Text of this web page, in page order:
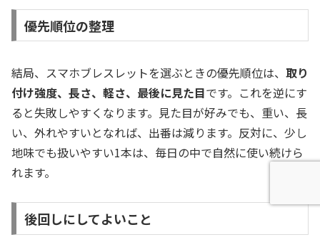
優先順位の整理
結局、スマホブレスレットを選ぶときの優先順位は、 取り
付け強度、長さ、軽さ、最後に見た目です。これを逆にす
ると失敗しやすくなります。見た目が好みでも、重い、長
い、外れやすいとなれば、出番は減ります。反対に、少し
地味でも扱いやすい1本は、毎日の中で自然に使い続けら
れます。
後回しにしてよいこと